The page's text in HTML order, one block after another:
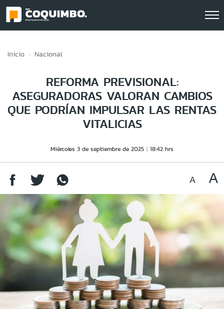
Inicio Nacional
REFORMA PREVISIONAL:
ASEGURADORAS VALORAN CAMBIOS
QUE PODRÍAN IMPULSAR LAS RENTAS
VITALICIAS
Miércoles 3 de septiembre de 2025 18:42 hrs